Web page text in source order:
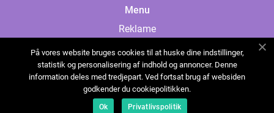
Menu
Reklame
Cookies
Kontakt Oss
Sitemap
På vores website bruges cookies til at huske dine indstillinger,
statistik og personalisering af indhold og annoncer. Denne
information deles med tredjepart. Ved fortsat brug af websiden
godkender du cookiepolitikken.
Ok Privatlivspolitik